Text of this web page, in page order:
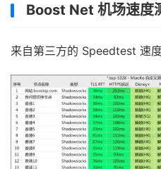
Boost Net 机场速度
来自第三方的 Speedtest 速